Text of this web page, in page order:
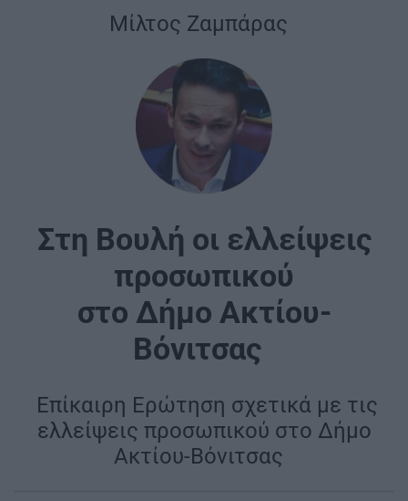
Μίλτος Ζαμπάρας
Στη Βουλή οι ελλείψεις
προσωπικού
στο Δήμο Ακτίου-
Βόνιτσας
Επίκαιρη Ερώτηση σχετικά με τις
ελλείψεις προσωπικού στο Δήμο
Ακτίου-Βόνιτσας